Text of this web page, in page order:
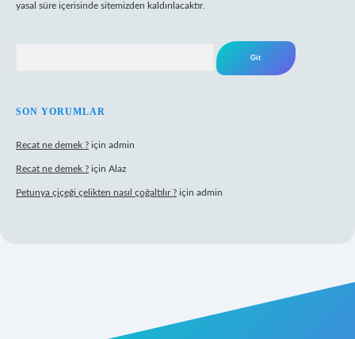
yasal süre içerisinde sitemizden kaldırılacaktır.
SON YORUMLAR
Recat ne demek ? için admin
Recat ne demek ? için Alaz
Petunya çiçeği çelikten nasıl çoğaltılır ? için admin